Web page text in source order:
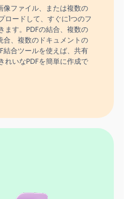
像ファイル、または複数の
ロードして、すぐに1つのフ
ます。PDFの結合、複数の
合、複数のドキュメントの
結合ツールを使えば、共有
れいなPDFを簡単に作成で